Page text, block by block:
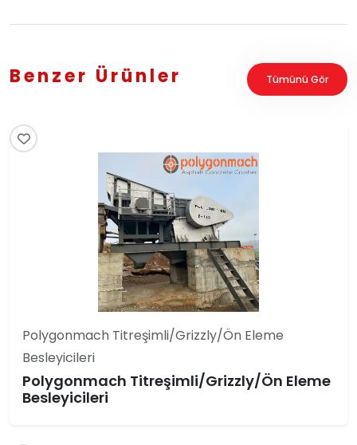
Benzer Ürünler Tümünü Gör
Polygonmach Titreşimli/Grizzly/Ön Eleme
Besleyicileri
Polygonmach Titreşimli/Grizzly/Ön Eleme
Besleyicileri